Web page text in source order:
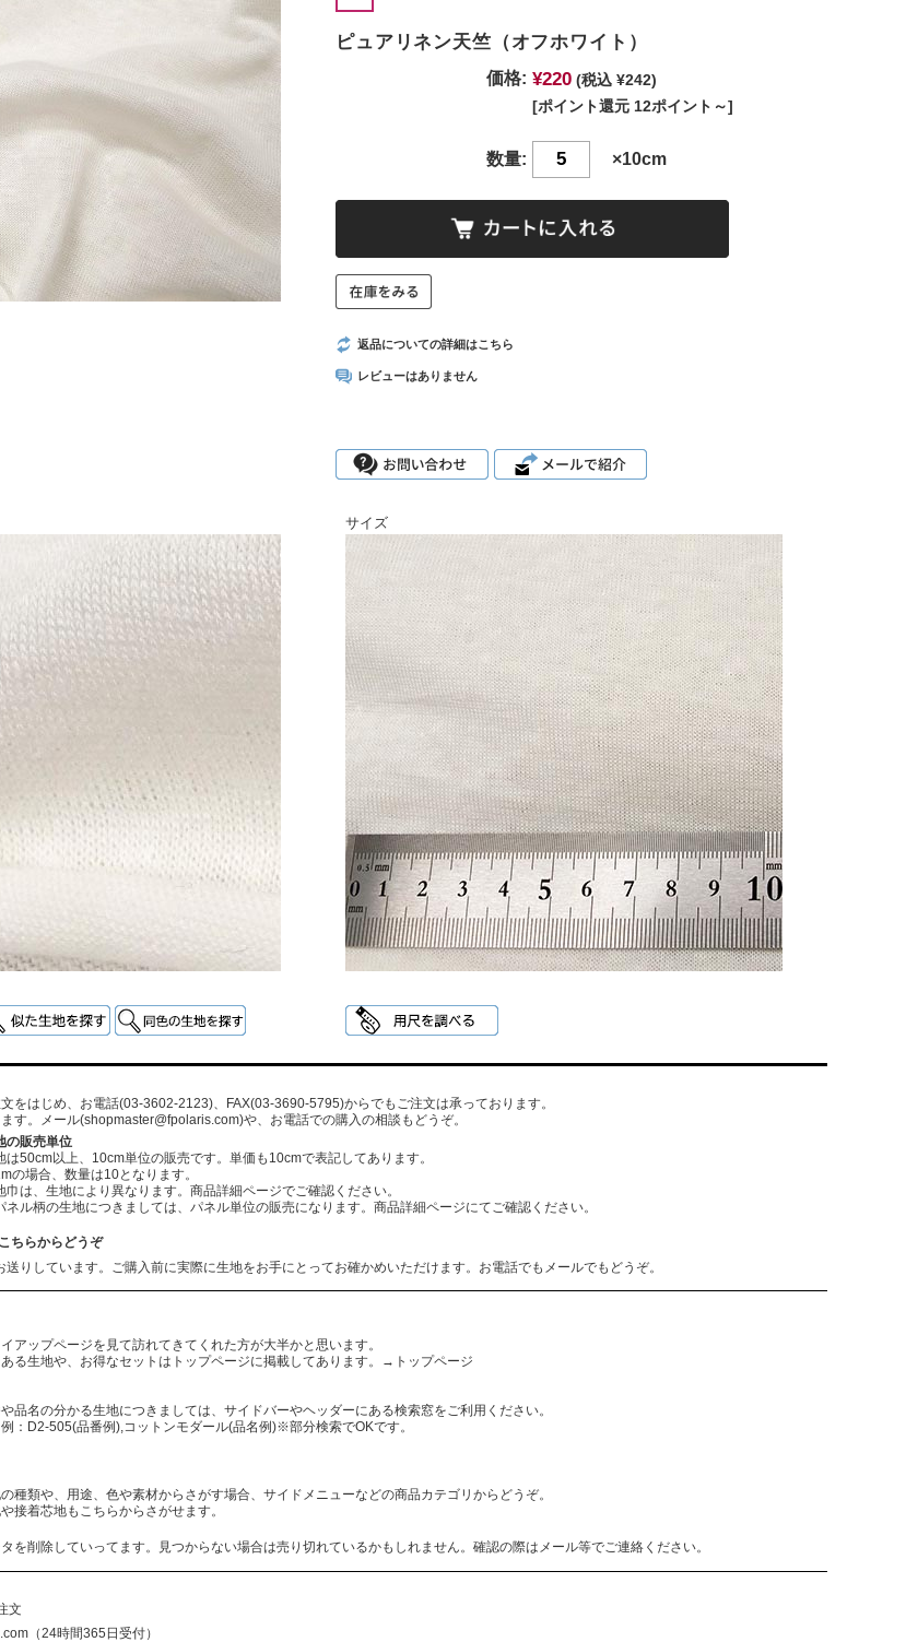
ピュアリネン天竺（オフホワイト）
価格: ¥220 (税込 ¥242)
[ポイント還元 12ポイント～]
数量: ×10cm
返品についての詳細はこちら
レビューはありません
サイズ
をはじめ、お電話(03-3602-2123)、FAX(03-3690-5795)からでもご注文は承っております。
す。メール(shopmaster@fpolaris.com)や、お電話での購入の相談もどうぞ。
の販売単位
は50cm以上、10cm単位の販売です。単価も10cmで表記してあります。
の場合、数量は10となります。
巾は、生地により異なります。商品詳細ページでご確認ください。
ル柄の生地につきましては、パネル単位の販売になります。商品詳細ページにてご確認ください。
ちらからどうぞ
りしています。ご購入前に実際に生地をお手にとってお確かめいただけます。お電話でもメールでもどうぞ。
アップページを見て訪れてきてくれた方が大半かと思います。
る生地や、お得なセットはトップページに掲載してあります。
→トップページ
品名の分かる生地につきましては、サイドバーやヘッダーにある検索窓をご利用ください。
例：D2-505(品番例),コットンモダール(品名例)※部分検索でOKです。
種類や、用途、色や素材からさがす場合、サイドメニューなどの商品カテゴリからどうぞ。
接着芯地もこちらからさがせます。
を削除していってます。見つからない場合は売り切れているかもしれません。確認の際はメール等でご連絡ください。
文
（24時間365日受付）